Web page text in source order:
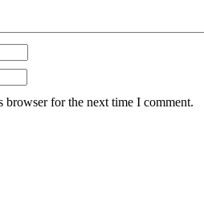
browser for the next time I comment.